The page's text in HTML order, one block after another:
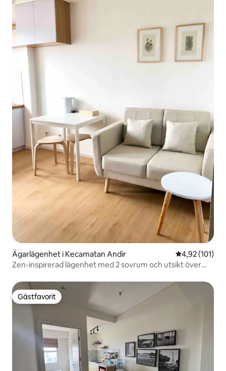
Ägarlägenhet i Kecamatan Andir 4,92 av 5 i
4,92 (101)
Zen-inspirerad lägenhet med 2 sovrum och utsikt över
Gästfavorit
Gästfavorit